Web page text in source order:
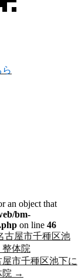
ら
an object that
bm-
on line 46
屋市千種区池
体院
市千種区池下に
院 →